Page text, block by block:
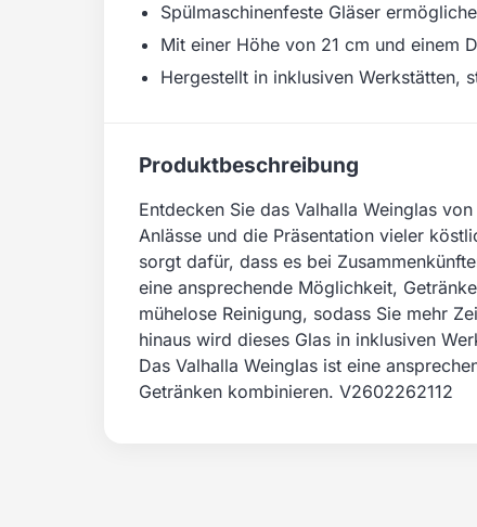
Spülmaschinenfeste Gläser
Mit einer Höhe von 21 cm und einem
Hergestellt in inklusiven Werkstätten,
Produktbeschreibung
Entdecken Sie das Valhalla Weinglas
Anlässe und die Präsentation vieler
sorgt dafür, dass es bei
eine ansprechende Möglichkeit,
mühelose Reinigung, sodass Sie mehr
hinaus wird dieses Glas in inklusiven
Das Valhalla Weinglas ist eine
Getränken kombinieren. V2602262112